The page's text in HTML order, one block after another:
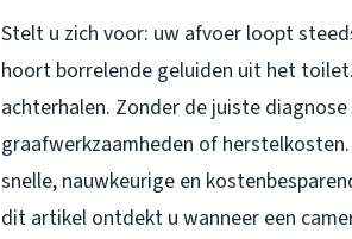
Stelt u zich voor: uw afvoer loopt
hoort borrelende geluiden uit het
achterhalen. Zonder de juiste
graafwerkzaamheden of
snelle, nauwkeurige en
dit artikel ontdekt u wanneer een